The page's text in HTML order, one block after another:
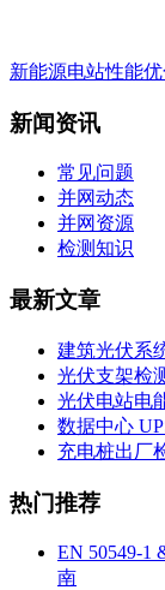
新能源电站性能
新闻资讯
常见问题
并网动态
并网资源
检测知识
最新文章
建筑光伏系
光伏支架检
光伏电站电
数据中心
充电桩出厂
热门推荐
EN 50549-1
南